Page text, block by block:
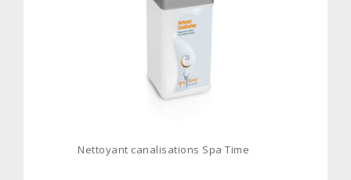
Nettoyant canalisations Spa Time